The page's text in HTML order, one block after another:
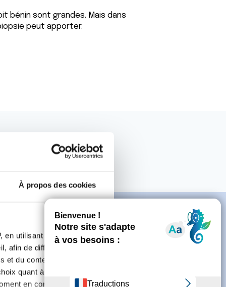
À propos des cookies
en utilisant des
afin de diffuser des
du contenu, ainsi que de
quant à l'utilisation de
en consultant la
bénin sont grandes. Mais dans
peut apporter.